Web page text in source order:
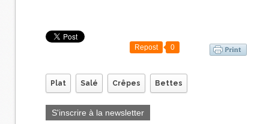
Repost 0
Plat Salé Crêpes Bettes
S'inscrire à la newsletter